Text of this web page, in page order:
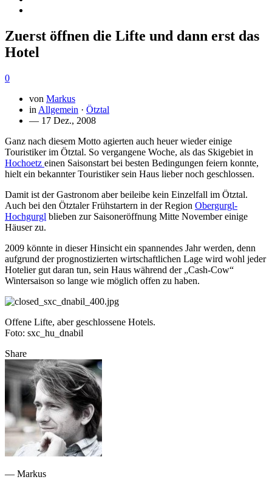
Zuerst öffnen die Lifte und dann erst das
Hotel
0
von Markus
in Allgemein · Ötztal
— 17 Dez., 2008
Ganz nach diesem Motto agierten auch heuer wieder einige
Touristiker im Ötztal. So vergangene Woche, als das Skigebiet in
Hochoetz einen Saisonstart bei besten Bedingungen feiern konnte,
hielt ein bekannter Touristiker sein Haus lieber noch geschlossen.
Damit ist der Gastronom aber beileibe kein Einzelfall im Ötztal.
Auch bei den Ötztaler Frühstartern in der Region Obergurgl-
Hochgurgl blieben zur Saisoneröffnung Mitte November einige
Häuser zu.
2009 könnte in dieser Hinsicht ein spannendes Jahr werden, denn
aufgrund der prognostizierten wirtschaftlichen Lage wird wohl jeder
Hotelier gut daran tun, sein Haus während der „Cash-Cow“
Wintersaison so lange wie möglich offen zu haben.
Offene Lifte, aber geschlossene Hotels.
Foto: sxc_hu_dnabil
Share
— Markus